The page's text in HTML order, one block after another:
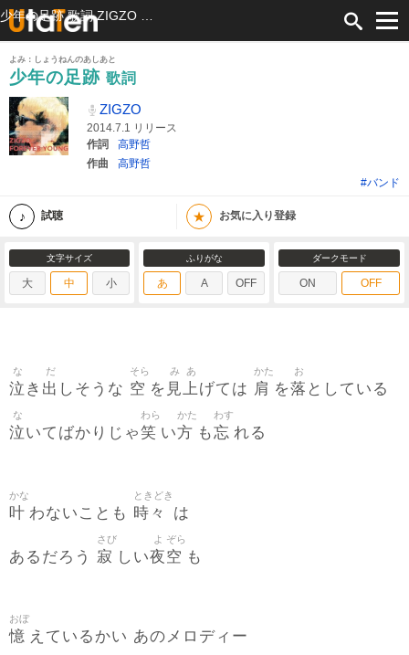
よみ：しょうねんのあしあと
少年の足跡 歌詞
ZIGZO
2014.7.1 リリース
作詞
高野哲
作曲
高野哲
#バンド
試聴 ★ お気に入り登録
文字サイズ
大 中 小
ふりがな
あ A OFF
ダークモード
ON OFF
泣
な
き 出
だ
しそうな 空
そら
を 見
み
上
あ
げては 肩
かた
を落
お
としている
泣
な
いてばかりじゃ笑
わら
い方
かた
も忘
わす
れる
叶
かな
わないことも 時々
ときどき
は
あるだろう 寂
さび
しい夜
よ
空
ぞら
も
憶
おぼ
えているかい あのメロディー